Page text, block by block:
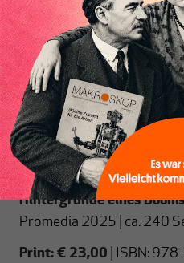
Inhaltsverzeichnis als Innovationen und
Schwerpunkt wurden.
Für alle, die sich mit den
Erfolgsmodells und den
Marktwirtschaft
das Buch eine fundierte
Analyse
Rainer Land:Chinas
Hintergründe
Promedia 2025 | ca. 240
Print: € 23,00 | ISBN: